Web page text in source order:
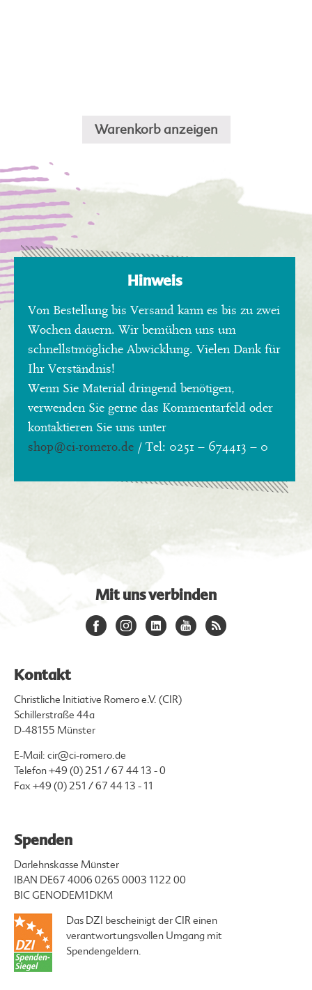
Warenkorb anzeigen
Hinweis
Von Bestellung bis Versand kann es bis zu zwei
Wochen dauern. Wir bemühen uns um
schnellstmögliche Abwicklung. Vielen Dank für
Ihr Verständnis!
Wenn Sie Material dringend benötigen,
verwenden Sie gerne das Kommentarfeld oder
kontaktieren Sie uns unter
shop@ci-romero.de / Tel: 0251 – 674413 – 0
Mit uns verbinden
Kontakt
Christliche Initiative Romero e.V. (CIR)
Schillerstraße 44a
D-48155 Münster
E-Mail: cir@ci-romero.de
Telefon+49 (0) 251 / 67 44 13 - 0
Fax +49 (0) 251 / 67 44 13 - 11
Spenden
Darlehnskasse Münster
IBAN DE67 4006 0265 0003 1122 00
BIC GENODEM1DKM
Das DZI bescheinigt der CIR einen
verantwortungsvollen Umgang mit
Spendengeldern.